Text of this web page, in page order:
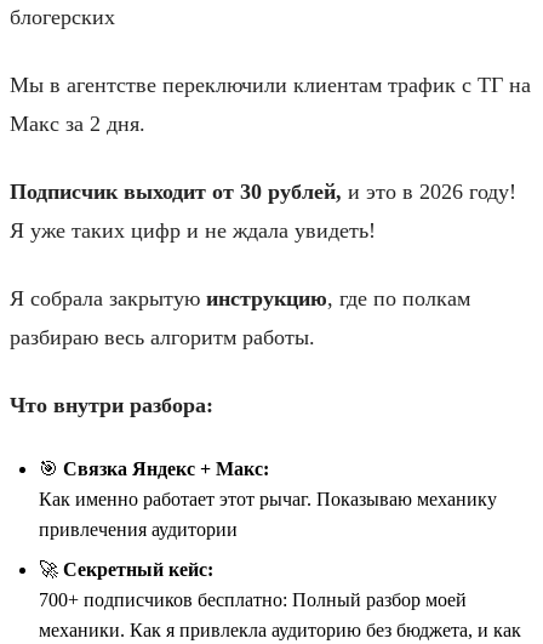
блогерских
Мы в агентстве переключили клиентам трафик с ТГ на
Макс за 2 дня.
Подписчик выходит от 30 рублей, и это в 2026 году!
Я уже таких цифр и не ждала увидеть!
Я собрала закрытую инструкцию, где по полкам
разбираю весь алгоритм работы.
Что внутри разбора:
🎯 Связка Яндекс + Макс:
Как именно работает этот рычаг. Показываю механику
привлечения аудитории
🚀 Секретный кейс:
700+ подписчиков бесплатно: Полный разбор моей
механики. Как я привлекла аудиторию без бюджета, и как